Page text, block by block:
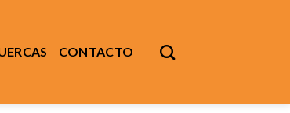
CONTACTO